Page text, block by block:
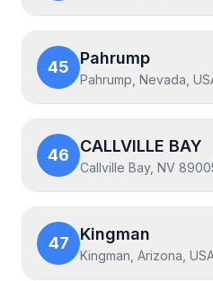
45 Pahrump
Pahrump, Nevada,
46 CALLVILLE BAY
Callville Bay, NV
47 Kingman
Kingman, Arizona,